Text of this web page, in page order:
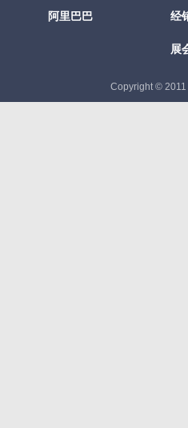
阿里巴巴 经
展
Copyright © 2011